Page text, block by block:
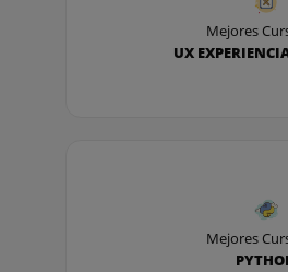
Mejores
UX
Mejores